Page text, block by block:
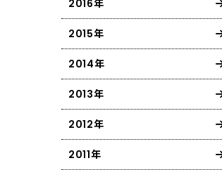
2016年
2015年
2014年
2013年
2012年
2011年